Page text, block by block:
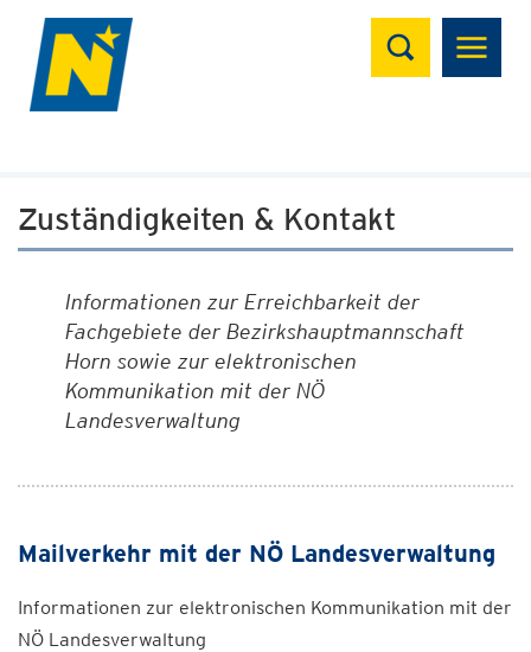
Suchen
Zuständigkeiten & Kontakt
Informationen zur Erreichbarkeit der
Fachgebiete der Bezirkshauptmannschaft
Horn sowie zur elektronischen
Kommunikation mit der NÖ
Landesverwaltung
Mailverkehr mit der NÖ Landesverwaltung
Informationen zur elektronischen Kommunikation mit der
NÖ Landesverwaltung